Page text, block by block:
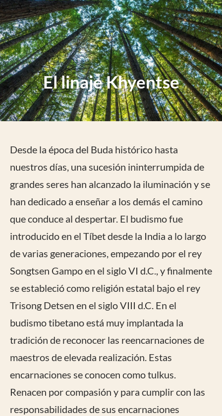
El linaje Khyentse
Desde la época del Buda histórico hasta
nuestros días, una sucesión ininterrumpida de
grandes seres han alcanzado la iluminación y se
han dedicado a enseñar a los demás el camino
que conduce al despertar. El budismo fue
introducido en el Tíbet desde la India a lo largo
de varias generaciones, empezando por el rey
Songtsen Gampo en el siglo VI d.C., y finalmente
se estableció como religión estatal bajo el rey
Trisong Detsen en el siglo VIII d.C. En el
budismo tibetano está muy implantada la
tradición de reconocer las reencarnaciones de
maestros de elevada realización. Estas
encarnaciones se conocen como tulkus.
Renacen por compasión y para cumplir con las
responsabilidades de sus encarnaciones